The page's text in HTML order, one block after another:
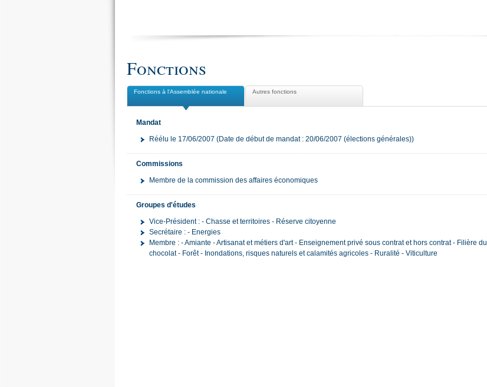
Fonctions
Fonctions à l'Assemblée nationale Autres fonctions
Mandat
Réélu le 17/06/2007 (Date de début de mandat : 20/06/2007 (élections générales))
Commissions
Membre de la commission des affaires économiques
Groupes d'études
Vice-Président : - Chasse et territoires - Réserve citoyenne
Secrétaire : - Energies
Membre : - Amiante - Artisanat et métiers d'art - Enseignement privé sous contrat et hors contrat - Filière du
chocolat - Forêt - Inondations, risques naturels et calamités agricoles - Ruralité - Viticulture